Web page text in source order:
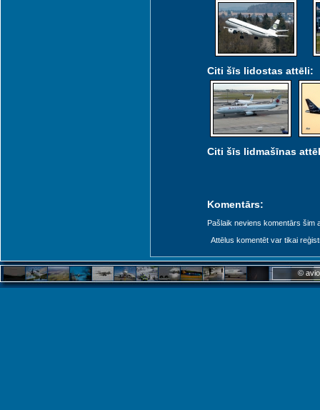
Citi šīs lidostas attēli:
Citi šīs lidmašīnas
Komentārs:
Pašlaik neviens komentārs šim
Attēlus komentēt var tikai
©